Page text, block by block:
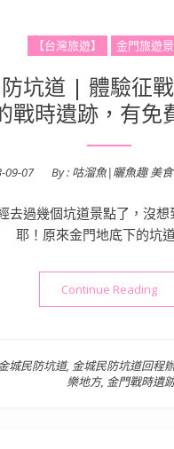
【台灣旅遊】 金門旅遊
坑道 | 體驗征
戰時遺跡，有免
09-07 By : 咕溜魚|曬魚趣 美
去過幾個坑道景點了，沒
耶！原來金門地底下的坑
Continue Reading“
城民防坑道, 金城民防坑道回程
樂地方, 金門戰時遺